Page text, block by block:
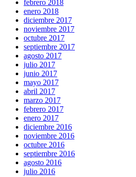
febrero 2018
enero 2018
diciembre 2017
noviembre 2017
octubre 2017
septiembre 2017
agosto 2017
julio 2017
junio 2017
mayo 2017
abril 2017
marzo 2017
febrero 2017
enero 2017
diciembre 2016
noviembre 2016
octubre 2016
septiembre 2016
agosto 2016
julio 2016